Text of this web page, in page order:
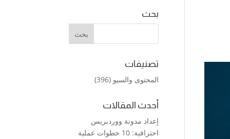
بحث
تصنيفات
المحتوى والسيو (396)
أحدث المقالات
إعداد مدونة ووردبريس
احترافية: 10 خطوات عملية